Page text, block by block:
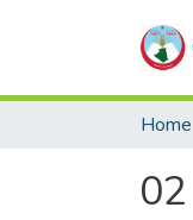
Home